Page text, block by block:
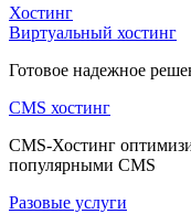
Хостинг
Виртуальный хостинг
Готовое надежное
CMS хостинг
CMS-Хостинг
популярными CMS
Разовые услуги